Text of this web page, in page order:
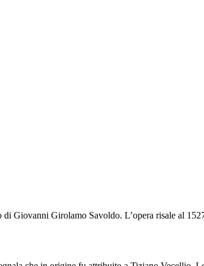
Giovanni Girolamo Savoldo. L’opera risale al